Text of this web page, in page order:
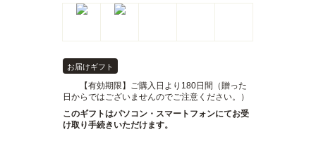
お届けギフト
【有効期限】ご購入日より180日間（贈った
日からではございませんのでご注意ください。）
このギフトはパソコン・スマートフォンにてお受
け取り手続きいただけます。